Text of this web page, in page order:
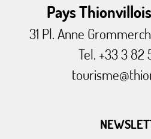
Pays
31 Pl. Anne
Tel. +33 3 82